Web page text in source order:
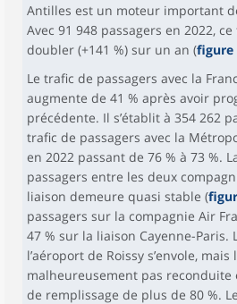
Antilles est un moteur important
Avec 91 948 passagers en 2022,
doubler (+141 %) sur un an (figure
Le trafic de passagers avec la
augmente de 41 % après avoir
précédente. Il s’établit à 354 262
trafic de passagers avec la
en 2022 passant de 76 % à 73 %.
passagers entre les deux
liaison demeure quasi stable (
passagers sur la compagnie Air
47 % sur la liaison Cayenne-Paris.
l’aéroport de Roissy s’envole,
malheureusement pas reconduite
de remplissage de plus de 80 %.